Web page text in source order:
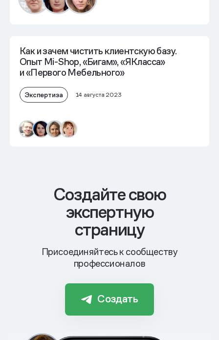
Как и зачем чистить клиентскую базу.
Опыт Mi-Shop, «Бигам», «ЯКласса»
и «Первого Мебельного»
Экспертиза 14 августа 2023
Cоздайте свою
экспертную
страницу
Присоединяйтесь к сообществу
профессионалов
Создать